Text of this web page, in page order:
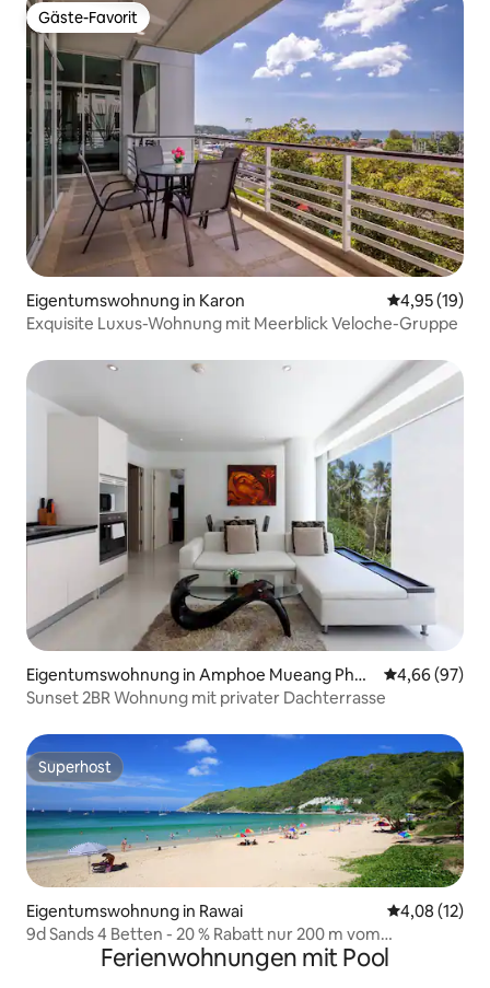
Gäste-Favorit
Gäste-Favorit
Eigentumswohnung in Karon
4,95 (19)
Exquisite Luxus-Wohnung mit Meerblick Veloche-Gruppe
Eigentumswohnung in Amphoe Mueang Phuk
et,
4,66 (97)
Sunset 2BR Wohnung mit privater Dachterrasse
Superhost
Superhost
Eigentumswohnung in Rawai
4,08 (12)
9d Sands 4 Betten - 20 % Rabatt nur 200 m vom
berühmten Strand entfernt
Ferienwohnungen mit Pool